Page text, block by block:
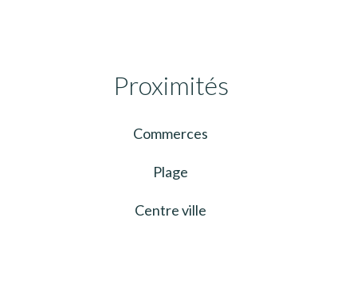
Proximités
Commerces
Plage
Centre ville